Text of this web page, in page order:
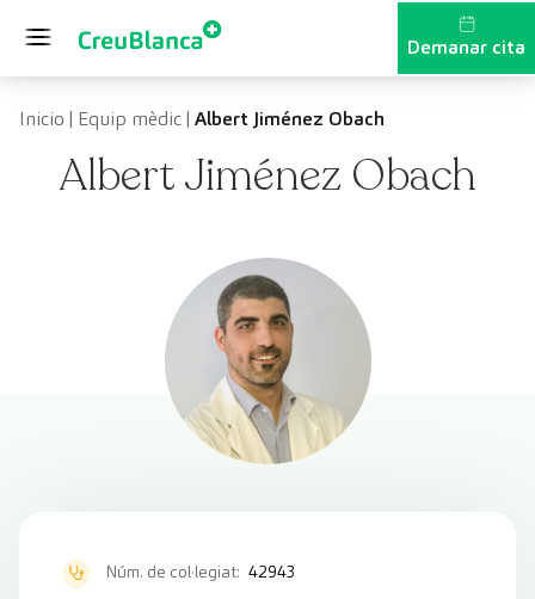
Demanar cita
Inicio | Equip mèdic| Albert Jiménez Obach
Albert Jiménez Obach
Núm. de col·legiat: 42943